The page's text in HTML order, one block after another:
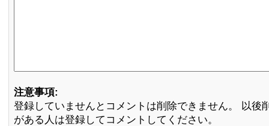
注意事項:
登録していませんとコメントは削除できません。 以後
がある人は登録してコメントしてください。